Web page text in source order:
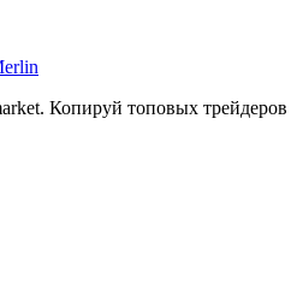
Копируй топовых трейдеров